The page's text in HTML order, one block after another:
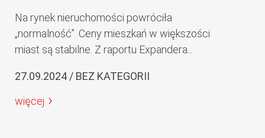
Na rynek nieruchomości powróciła
„normalność”. Ceny mieszkań w większości
miast są stabilne. Z raportu Expandera...
27.09.2024 / BEZ KATEGORII
więcej